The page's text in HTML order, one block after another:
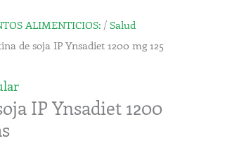
ALIMENTICIOS: /Salud
de soja IP Ynsadiet 1200 mg 125
IP Ynsadiet 1200